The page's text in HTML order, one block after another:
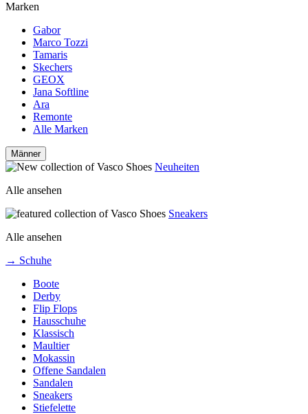
Marken
Gabor
Marco Tozzi
Tamaris
Skechers
GEOX
Jana Softline
Ara
Remonte
Alle Marken
Männer
Neuheiten
Alle ansehen
Sneakers
Alle ansehen
→ Schuhe
Boote
Derby
Flip Flops
Hausschuhe
Klassisch
Maultier
Mokassin
Offene Sandalen
Sandalen
Sneakers
Stiefelette